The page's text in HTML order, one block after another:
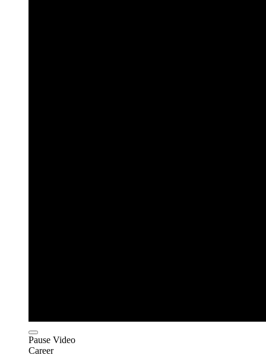
Pause Video
Career